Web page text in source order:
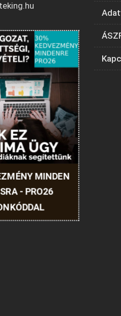
MINDEN
- PRO26